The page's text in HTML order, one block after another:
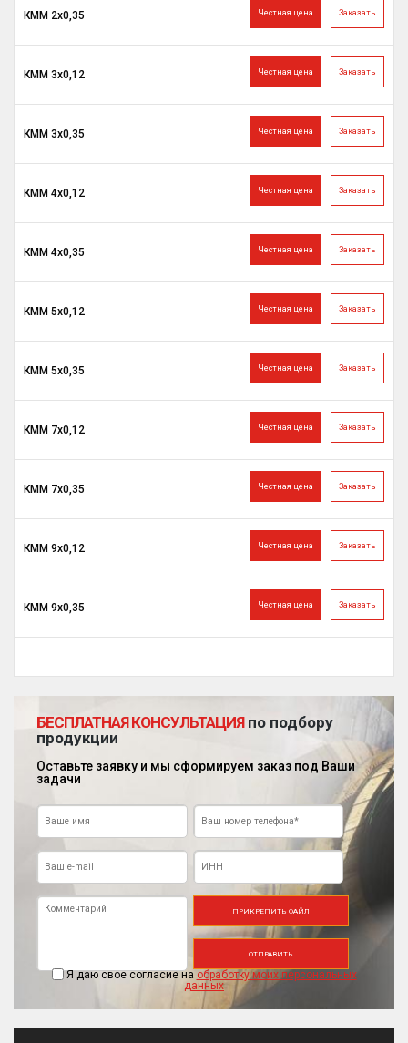
Заказать
Честная цена
КММ 2х0,35
Заказать
Честная цена
КММ 3х0,12
Заказать
Честная цена
КММ 3х0,35
Заказать
Честная цена
КММ 4х0,12
Заказать
Честная цена
КММ 4х0,35
Заказать
Честная цена
КММ 5х0,12
Заказать
Честная цена
КММ 5х0,35
Заказать
Честная цена
КММ 7х0,12
Заказать
Честная цена
КММ 7х0,35
Заказать
Честная цена
КММ 9х0,12
Заказать
Честная цена
КММ 9х0,35
БЕСПЛАТНАЯ КОНСУЛЬТАЦИЯпо подбору
продукции
Оставьте заявку и мы сформируем заказ под Ваши
задачи
ПРИКРЕПИТЬ ФАЙЛ
Я даю свое согласие на обработку моих персональных
данных
ОТПРАВИТЬ